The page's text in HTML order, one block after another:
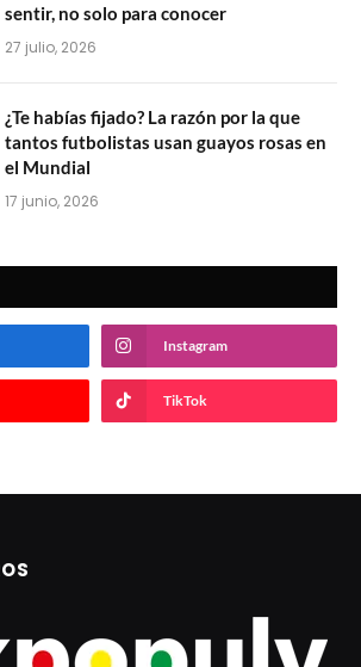
sentir, no solo para conocer
27 julio, 2026
¿Te habías fijado? La razón por la que
tantos futbolistas usan guayos rosas en
el Mundial
17 junio, 2026
Instagram
TikTok